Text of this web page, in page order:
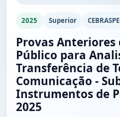
2025 Superior CEBRASPE
Provas Anteriores
Público para
Transferência de
Comunicação -
Instrumentos de
2025